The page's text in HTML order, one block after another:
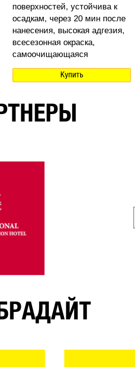
поверхностей, устойчива к
осадкам, через 20 мин после
нанесения, высокая адгезия,
всесезонная окраска,
самоочищающаяся
Купить